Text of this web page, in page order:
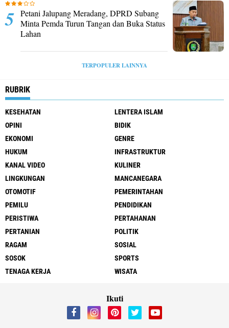
Petani Jalupang Meradang, DPRD Subang
Minta Pemda Turun Tangan dan Buka Status
Lahan
TERPOPULER LAINNYA
RUBRIK
KESEHATAN
LENTERA ISLAM
OPINI
BIDIK
EKONOMI
GENRE
HUKUM
INFRASTRUKTUR
KANAL VIDEO
KULINER
LINGKUNGAN
MANCANEGARA
OTOMOTIF
PEMERINTAHAN
PEMILU
PENDIDIKAN
PERISTIWA
PERTAHANAN
PERTANIAN
POLITIK
RAGAM
SOSIAL
SOSOK
SPORTS
TENAGA KERJA
WISATA
Ikuti